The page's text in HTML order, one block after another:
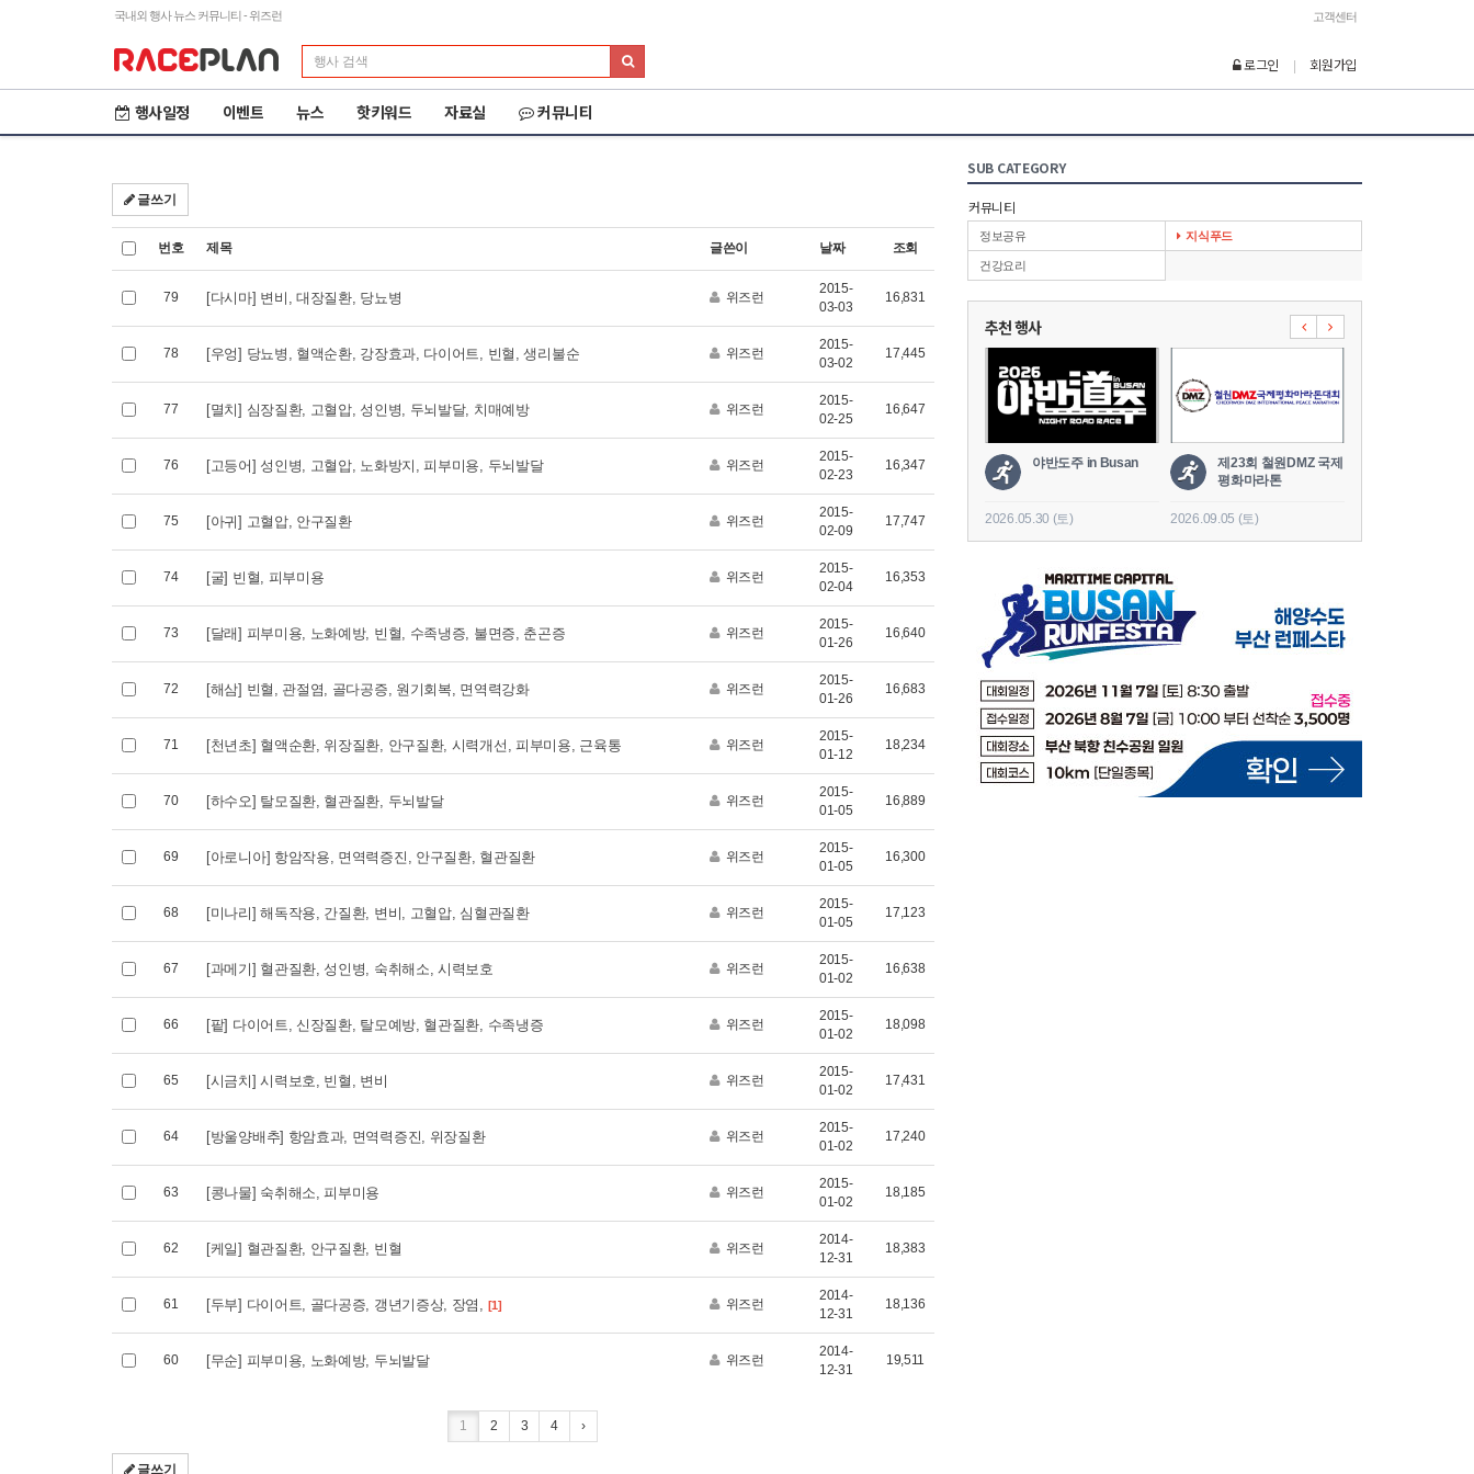
국내외 행사 뉴스 커뮤니티 - 위즈런 고객센터
로그인 회원가입
행사일정 이벤트 뉴스 핫키워드 자료실 커뮤니티
글쓰기
번호 제목 글쓴이 날짜 조회
79 [다시마] 변비, 대장질환, 당뇨병 위즈런
2015-
03-03
16,831
78 [우엉] 당뇨병, 혈액순환, 강장효과, 다이어트, 빈혈, 생리불순 위즈런
2015-
03-02
17,445
77 [멸치] 심장질환, 고혈압, 성인병, 두뇌발달, 치매예방 위즈런
2015-
02-25
16,647
76 [고등어] 성인병, 고혈압, 노화방지, 피부미용, 두뇌발달 위즈런
2015-
02-23
16,347
75 [아귀] 고혈압, 안구질환 위즈런
2015-
02-09
17,747
74 [굴] 빈혈, 피부미용 위즈런
2015-
02-04
16,353
73 [달래] 피부미용, 노화예방, 빈혈, 수족냉증, 불면증, 춘곤증 위즈런
2015-
01-26
16,640
72 [해삼] 빈혈, 관절염, 골다공증, 원기회복, 면역력강화 위즈런
2015-
01-26
16,683
71 [천년초] 혈액순환, 위장질환, 안구질환, 시력개선, 피부미용, 근육통 위즈런
2015-
01-12
18,234
70 [하수오] 탈모질환, 혈관질환, 두뇌발달 위즈런
2015-
01-05
16,889
69 [아로니아] 항암작용, 면역력증진, 안구질환, 혈관질환 위즈런
2015-
01-05
16,300
68 [미나리] 해독작용, 간질환, 변비, 고혈압, 심혈관질환 위즈런
2015-
01-05
17,123
67 [과메기] 혈관질환, 성인병, 숙취해소, 시력보호 위즈런
2015-
01-02
16,638
66 [팥] 다이어트, 신장질환, 탈모예방, 혈관질환, 수족냉증 위즈런
2015-
01-02
18,098
65 [시금치] 시력보호, 빈혈, 변비 위즈런
2015-
01-02
17,431
64 [방울양배추] 항암효과, 면역력증진, 위장질환 위즈런
2015-
01-02
17,240
63 [콩나물] 숙취해소, 피부미용 위즈런
2015-
01-02
18,185
62 [케일] 혈관질환, 안구질환, 빈혈 위즈런
2014-
12-31
18,383
61 [두부] 다이어트, 골다공증, 갱년기증상, 장염, [1] 위즈런
2014-
12-31
18,136
60 [무순] 피부미용, 노화예방, 두뇌발달 위즈런
2014-
12-31
19,511
1 2 3 4 ›
글쓰기
SUB CATEGORY
커뮤니티
정보공유 지식푸드
건강요리
추천 행사
제23회 철원DMZ 국제
2026.09.05 (토)
2026 세나 설악그란폰
2026 화천DMZ랠리 2026 양양 YRUN
2026.09.12 (토)
야반도주 in Busan
2026.05.30 (토)
제23회 철원DMZ 국제
평화마라톤
2026.09.05 (토)